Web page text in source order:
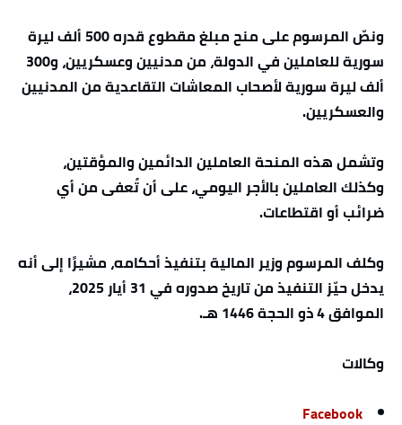
ونصّ المرسوم على منح مبلغ مقطوع قدره 500 ألف ليرة
سورية للعاملين في الدولة، من مدنيين وعسكريين، و300
ألف ليرة سورية لأصحاب المعاشات التقاعدية من المدنيين
والعسكريين.
وتشمل هذه المنحة العاملين الدائمين والمؤقتين،
وكذلك العاملين بالأجر اليومي، على أن تُعفى من أي
ضرائب أو اقتطاعات.
وكلف المرسوم وزير المالية بتنفيذ أحكامه، مشيرًا إلى أنه
يدخل حيّز التنفيذ من تاريخ صدوره في 31 أيار 2025،
الموافق 4 ذو الحجة 1446 هـ.
وكالات
Facebook